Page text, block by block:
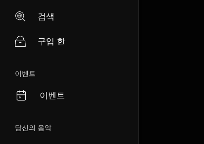
검색
구입 한
이벤트
이벤트
당신의 음악